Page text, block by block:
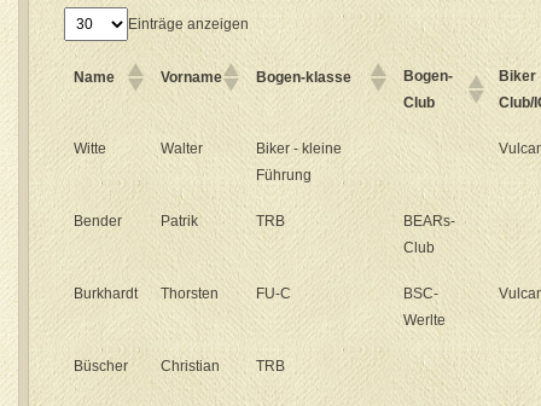
Einträge anzeigen
Name Vorname Bogen-klasse
Bogen-
Club
Biker
Club/
Witte Walter
Biker - kleine
Führung
Bender Patrik TRB
BEARs-
Club
Burkhardt Thorsten FU-C
BSC-
Werlte
Büscher Christian TRB